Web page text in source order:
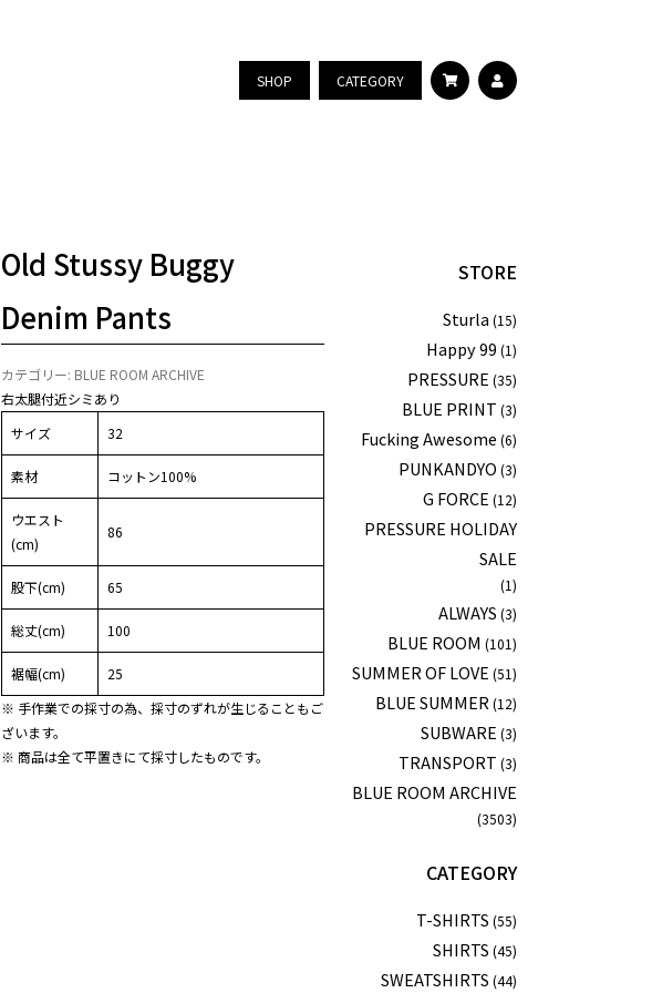
SHOP CATEGORY
Old Stussy Buggy
Denim Pants
カテゴリー: BLUE ROOM ARCHIVE
右太腿付近シミあり
サイズ
32
素材 コットン100%
ウエスト
(cm)
86
股下(cm) 65
総丈(cm) 100
裾幅(cm)
25
※ 手作業での採寸の為、採寸のずれが生じることもご
ざいます。
※ 商品は全て平置きにて採寸したものです。
STORE
Sturla (15)
Happy 99 (1)
PRESSURE (35)
BLUE PRINT (3)
Fucking Awesome (6)
PUNKANDYO (3)
G FORCE (12)
PRESSURE HOLIDAY
SALE
(1)
ALWAYS (3)
BLUE ROOM (101)
SUMMER OF LOVE (51)
BLUE SUMMER (12)
SUBWARE (3)
TRANSPORT (3)
BLUE ROOM ARCHIVE
(3503)
CATEGORY
T-SHIRTS (55)
SHIRTS (45)
SWEATSHIRTS (44)